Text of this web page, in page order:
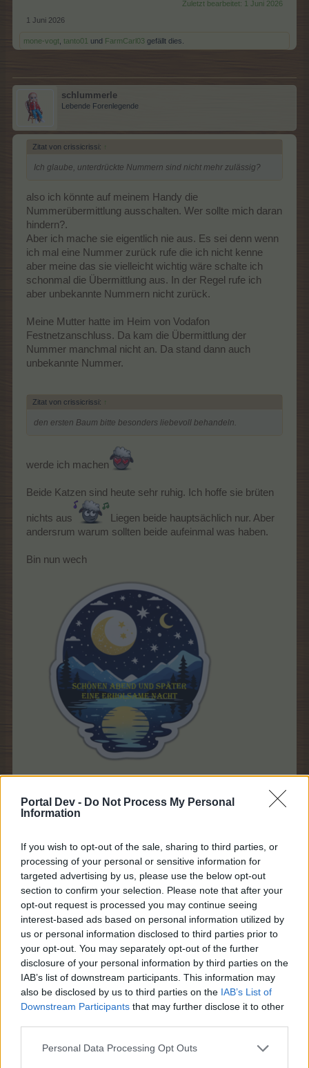
Portal Dev - Do Not Process My Personal
Information
If you wish to opt-out of the sale, sharing to third parties, or
processing of your personal or sensitive information for
targeted advertising by us, please use the below opt-out
section to confirm your selection. Please note that after your
opt-out request is processed you may continue seeing
interest-based ads based on personal information utilized by
us or personal information disclosed to third parties prior to
your opt-out. You may separately opt-out of the further
disclosure of your personal information by third parties on the
IAB’s list of downstream participants. This information may
also be disclosed by us to third parties on the IAB’s List of
Downstream Participants that may further disclose it to other
Personal Data Processing Opt Outs
Zuletzt bearbeitet: 1 Juni 2026
1 Juni 2026
mone-vogt tanto01 und FarmCarl03 gefällt dies.
schlummerle
Lebende Forenlegende
Zitat von crissicrissi: ↑
Ich glaube, unterdrückte Nummern sind nicht mehr zulässig?
also ich könnte auf meinem Handy die
Nummerübermittlung ausschalten. Wer sollte mich daran
hindern?.
Aber ich mache sie eigentlich nie aus. Es sei denn wenn
ich mal eine Nummer zurück rufe die ich nicht kenne
aber meine das sie vielleicht wichtig wäre schalte ich
schonmal die Übermittlung aus. In der Regel rufe ich
aber unbekannte Nummern nicht zurück.
Meine Mutter hatte im Heim von Vodafon
Festnetzanschluss. Da kam die Übermittlung der
Nummer manchmal nicht an. Da stand dann auch
unbekannte Nummer.
Zitat von crissicrissi: ↑
den ersten Baum bitte besonders liebevoll behandeln.
werde ich machen
Beide Katzen sind heute sehr ruhig. Ich hoffe sie brüten
nichts aus
Liegen beide hauptsächlich nur. Aber
andersrum warum sollten beide aufeinmal was haben.
Bin nun wech
mone-vogt,Breckie 2 anderengefällt dies.
Breckie
Lebende Forenlegende
@tanto01
Falls du noch Online bist: wie kann es sein,
dass du wenige Minuten nach Mitternacht bereits
"vollbepackt" bist mit Tagesgeschenken, so dass ich dir
keine Drops mehr schicken kann sondern nur noch TG-
Geschenke
. Wobei die "Nachbarschaftlichen
Geschenke" heute leider ausfallen, ich bin im Sektor
eingeteilt, in dem der Rätselbaum 8 TG kostet .
Schlafzimmer und wünsche allen eine gute Nacht,